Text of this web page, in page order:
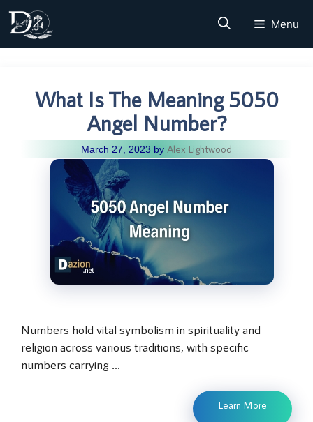
Skip
content
Menu
What Is The Meaning 5050
Angel Number?
March 27, 2023 by Alex Lightwood
Numbers hold vital symbolism in spirituality and
religion across various traditions, with specific
numbers carrying …
Learn More